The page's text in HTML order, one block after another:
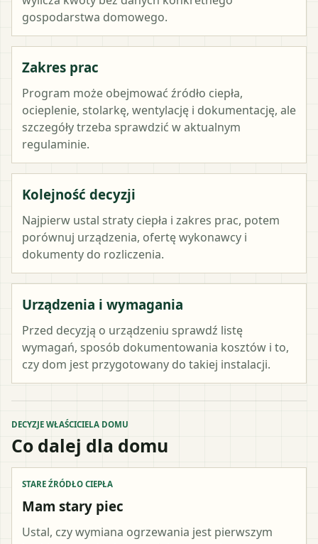
gospodarstwa domowego.
Zakres prac
Program może obejmować źródło ciepła,
ocieplenie, stolarkę, wentylację i dokumentację, ale
szczegóły trzeba sprawdzić w aktualnym
regulaminie.
Kolejność decyzji
Najpierw ustal straty ciepła i zakres prac, potem
porównuj urządzenia, ofertę wykonawcy i
dokumenty do rozliczenia.
Urządzenia i wymagania
Przed decyzją o urządzeniu sprawdź listę
wymagań, sposób dokumentowania kosztów i to,
czy dom jest przygotowany do takiej instalacji.
DECYZJE WŁAŚCICIELA DOMU
Co dalej dla domu
STARE ŹRÓDŁO CIEPŁA
Mam stary piec
Ustal, czy wymiana ogrzewania jest pierwszym